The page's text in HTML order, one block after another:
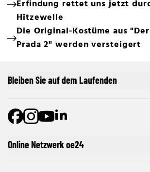
Erfindung rettet uns jetzt
Hitzewelle
Die Original-Kostüme aus
Prada 2" werden versteigert
Online Netzwerk oe24
Bleiben Sie auf dem Laufenden